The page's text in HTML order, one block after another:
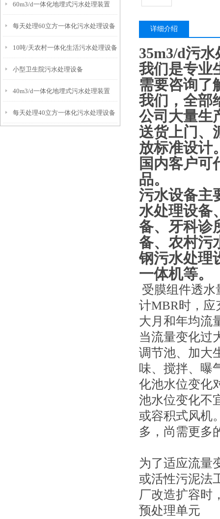
60m3/d一体化地埋式污水处理装置
每天处理60立方一体化污水处理设备
10吨/天农村一体化生活污水处理设备
小型卫生院污水处理设备
40m3/d一体化地埋式污水处理装置
每天处理40立方一体化污水处理设备
详细介绍
35m3/d污
我们是专业
需要咨询了
我们，全部
公司大量生
送货上门、
放标准设计
国内客户可
品。
污水设备主
水处理设备
备、牙科诊
备、农村污
钢污水处理
一体机等。
受膜组件透
计MBR时，应
大月和年均流
当流量变化过
调节池、加大
味、搅拌、曝
化池水位变化
池水位变化不
或容积式风机
多，尚需更多
为了适应流量
或活性污泥法
厂改造扩容时
预处理单元